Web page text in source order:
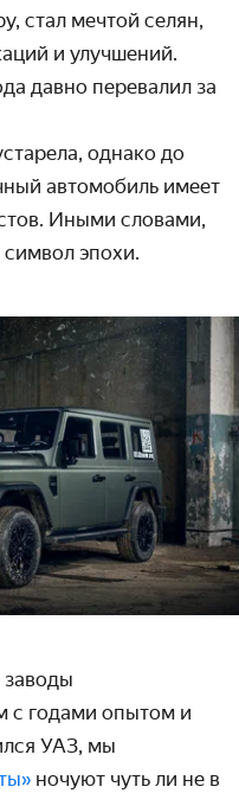
стал мечтой селян,
и улучшений.
давно перевалил за
однако до
автомобиль имеет
Иными словами,
символ эпохи.
заводы
с годами опытом и
УАЗ, мы
ночуют чуть ли не в